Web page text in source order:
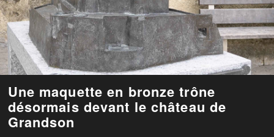
Une maquette en bronze trône
désormais devant le château de
Grandson